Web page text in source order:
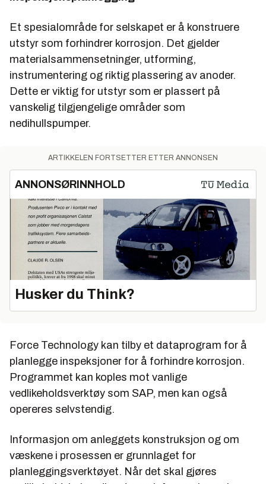
Et spesialområde for selskapet er å konstruere
utstyr som forhindrer korrosjon. Det gjelder
materialsammensetninger, utforming,
instrumentering og riktig plassering av anoder.
Dette er viktig for utstyr som er plassert på
vanskelig tilgjengelige områder som
nedihullspumper.
ARTIKKELEN FORTSETTER ETTER ANNONSEN
ANNONSØRINNHOLD
Husker du Think?
Force Technology kan tilby et dataprogram for å
planlegge inspeksjoner for å forhindre korrosjon.
Programmet kan koples mot vanlige
vedlikeholdsverktøy som SAP, men kan også
opereres selvstendig.
Informasjon om anleggets konstruksjon og om
væskene i prosessen er grunnlaget for
planleggingsverktøyet. Når det skal gjøres